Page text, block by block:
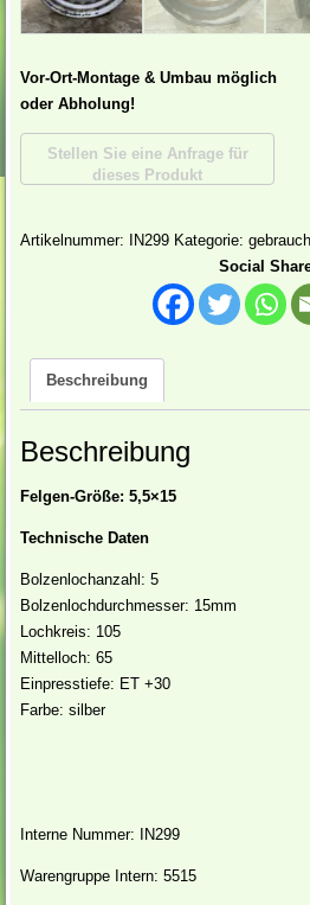
Vor-Ort-Montage & Umbau möglich
oder Abholung!
Artikelnummer: IN299 Kategorie:
Social
Beschreibung
Beschreibung
Felgen-Größe: 5,5×15
Technische Daten
Bolzenlochanzahl: 5
Bolzenlochdurchmesser: 15mm
Lochkreis: 105
Mittelloch: 65
Einpresstiefe: ET +30
Farbe: silber
Interne Nummer: IN299
Warengruppe Intern: 5515